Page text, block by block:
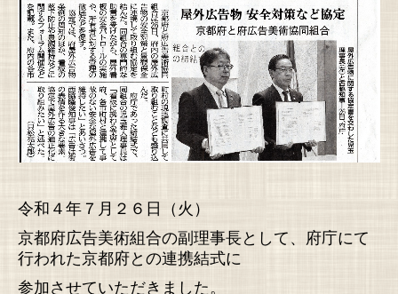
令和４年７ 月２６日（火）
京都府広告美術組合の副理事長として、府庁にて
行われた京都府との連携結式に
参加させていただきました。